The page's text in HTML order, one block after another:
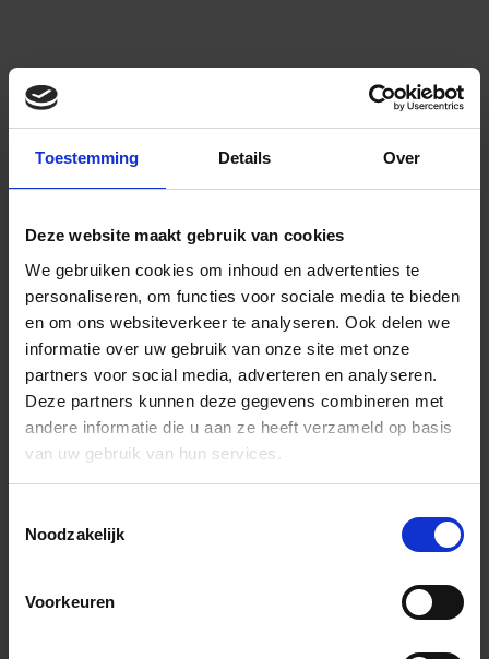
Toestemming Details Over
Deze website maakt gebruik van cookies
We gebruiken cookies om inhoud en advertenties te
personaliseren, om functies voor sociale media te bieden
en om ons websiteverkeer te analyseren. Ook delen we
informatie over uw gebruik van onze site met onze
partners voor social media, adverteren en analyseren.
Deze partners kunnen deze gegevens combineren met
andere informatie die u aan ze heeft verzameld op basis
van uw gebruik van hun services.
Noodzakelijk
Voorkeuren